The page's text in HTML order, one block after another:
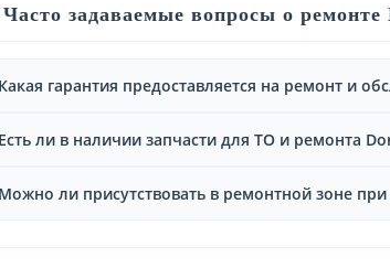
задаваемые вопросы о ремонте
гарантия предоставляется на ремонт и
ли в наличии запчасти для ТО и ремонта
ли присутствовать в ремонтной зоне